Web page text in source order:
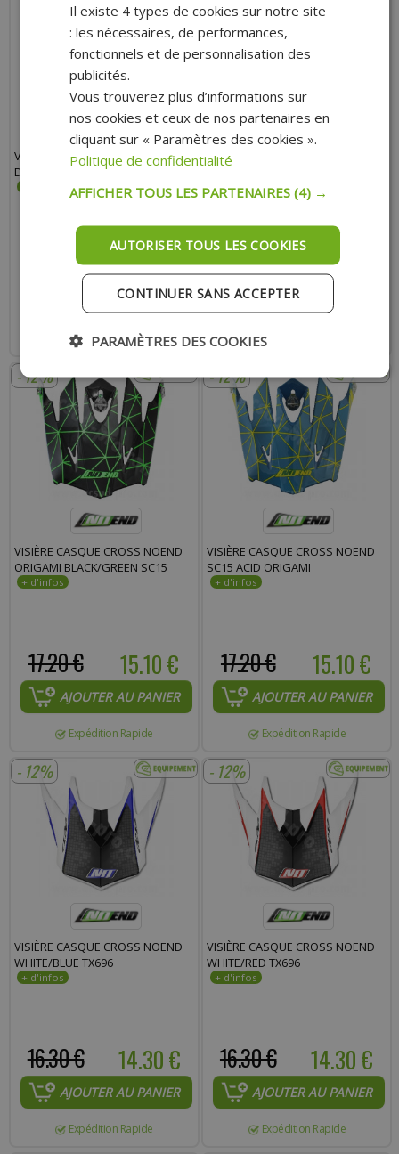
VISIÈRE CASQUE CROSS NOEND
DEFCON 5 WHITE/RED
15.10 €
17.20 €
AJOUTER AU PANIER
Expédition Rapide
VISIÈRE CASQUE CROSS NOEND
14.90 €
17.00 €
AJOUTER AU PANIER
Expédition Rapide
- 12%
VISIÈRE CASQUE CROSS NOEND
ORIGAMI BLACK/GREEN SC15
15.10 €
17.20 €
AJOUTER AU PANIER
Expédition Rapide
- 12%
VISIÈRE CASQUE CROSS NOEND
SC15 ACID ORIGAMI
15.10 €
17.20 €
AJOUTER AU PANIER
Expédition Rapide
- 12%
VISIÈRE CASQUE CROSS NOEND
WHITE/BLUE TX696
14.30 €
16.30 €
AJOUTER AU PANIER
Expédition Rapide
- 12%
VISIÈRE CASQUE CROSS NOEND
WHITE/RED TX696
14.30 €
16.30 €
AJOUTER AU PANIER
Expédition Rapide
Il existe 4 types de cookies sur notre site
: les nécessaires, de performances,
fonctionnels et de personnalisation des
publicités.
Vous trouverez plus d’informations sur
nos cookies et ceux de nos partenaires en
cliquant sur « Paramètres des cookies ».
Politique de confidentialité
AFFICHER TOUS LES PARTENAIRES (4) →
AUTORISER TOUS LES COOKIES
CONTINUER SANS ACCEPTER
PARAMÈTRES DES COOKIES